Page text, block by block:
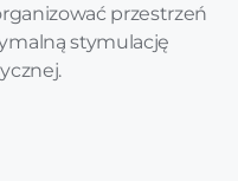
przestrzeń
stymulację